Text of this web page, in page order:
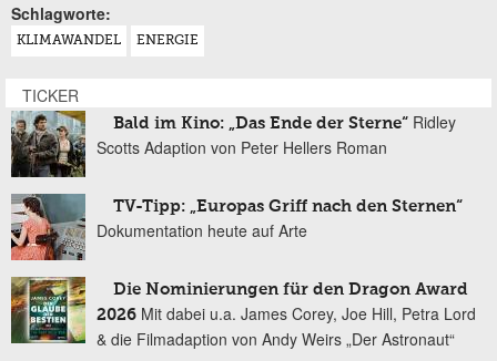
Schlagworte:
KLIMAWANDEL ENERGIE
TICKER
Bald im Kino: „Das Ende der Sterne“ Ridley
Scotts Adaption von Peter Hellers Roman
TV-Tipp: „Europas Griff nach den Sternen“
Dokumentation heute auf Arte
Die Nominierungen für den Dragon Award
2026 Mit dabei u.a. James Corey, Joe Hill, Petra Lord
& die Filmadaption von Andy Weirs „Der Astronaut“